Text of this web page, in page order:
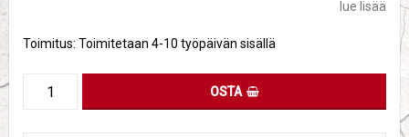
lue lisää
Toimitus: Toimitetaan 4-10 työpäivän sisällä
OSTA